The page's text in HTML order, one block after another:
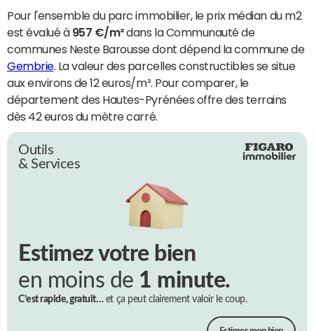
Pour l'ensemble du parc immobilier, le prix médian du m2
est évalué à 957 €/m²dans la Communauté de
communes Neste Barousse dont dépend la commune de
Gembrie. La valeur des parcelles constructibles se situe
aux environs de 12 euros/m². Pour comparer, le
département des Hautes-Pyrénées offre des terrains
dès 42 euros du mètre carré.
Outils
& Services
Estimez votre bien
en moins de 1 minute.
C’est rapide, gratuit…et ça peut clairement valoir le coup.